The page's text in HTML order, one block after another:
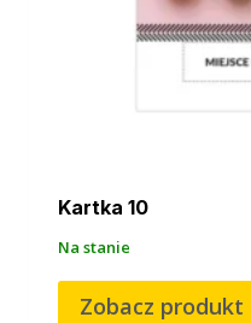
Kartka 10
Na stanie
Zobacz produkt